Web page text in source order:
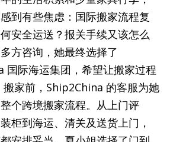
到有些焦虑：国际搬家流程复
安全运送？报关手续又该怎么
方咨询，她最终选择了
国际海运集团，希望让搬家过程
搬家前，Ship2China 的客服为她
个跨境搬家流程。从上门评
柜到海运、清关及送货上门，